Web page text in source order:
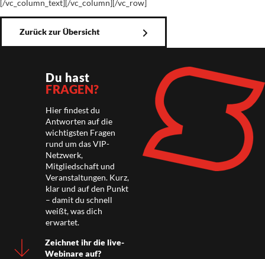
[/vc_column_text][/vc_column][/vc_row]
Zurück zur Übersicht
Du hast
FRAGEN?
Hier findest du
Antworten auf die
wichtigsten Fragen
rund um das VIP-
Netzwerk,
Mitgliedschaft und
Veranstaltungen. Kurz,
klar und auf den Punkt
– damit du schnell
weißt, was dich
erwartet.
Zeichnet ihr die live-
Webinare auf?